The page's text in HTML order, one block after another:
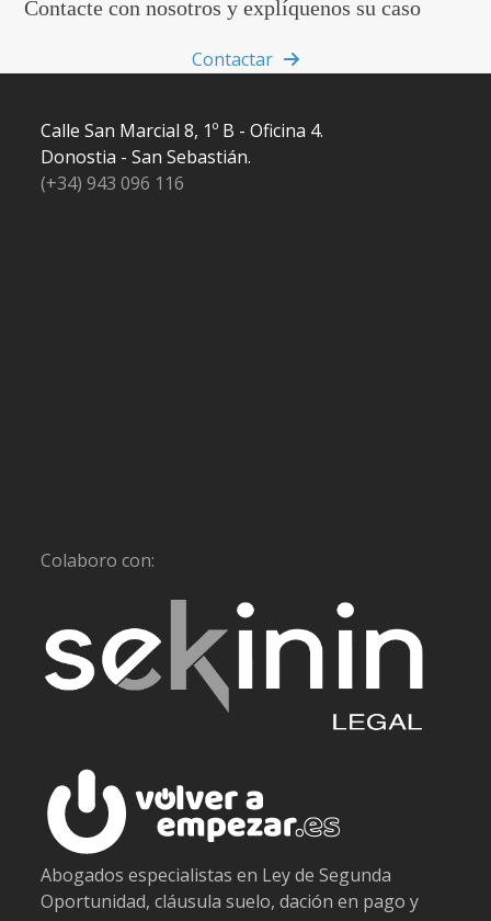
Contacte con nosotros y explíquenos su caso
Contactar
Calle San Marcial 8, 1º B - Oficina 4.
Donostia - San Sebastián.
(+34) 943 096 116
Colaboro con:
Abogados especialistas en Ley de Segunda
Oportunidad, cláusula suelo, dación en pago y